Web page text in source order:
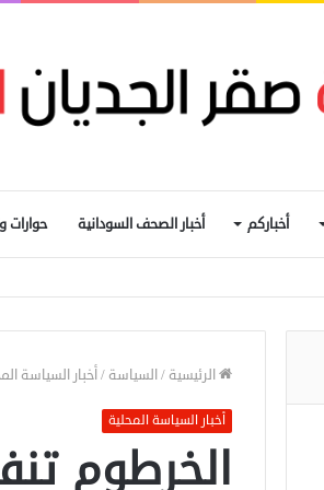
أخباركم أخبار الصحف السودانية حوارات
اشتباكات غرب دارفور
الرئيسية /السياسة /أخبار السياسة
أخبار السياسة المحلية
الخرطوم